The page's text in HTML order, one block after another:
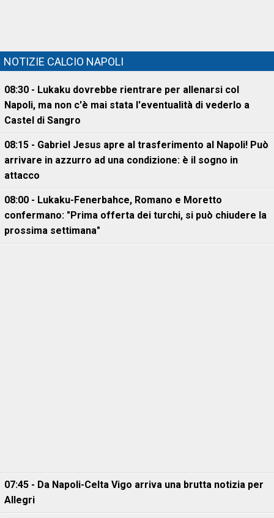
NOTIZIE CALCIO NAPOLI
08:30 - Lukaku dovrebbe rientrare per allenarsi col
Napoli, ma non c'è mai stata l'eventualità di vederlo a
Castel di Sangro
08:15 - Gabriel Jesus apre al trasferimento al Napoli! Può
arrivare in azzurro ad una condizione: è il sogno in
attacco
08:00 - Lukaku-Fenerbahce, Romano e Moretto
confermano: "Prima offerta dei turchi, si può chiudere la
prossima settimana"
07:45 - Da Napoli-Celta Vigo arriva una brutta notizia per
Allegri